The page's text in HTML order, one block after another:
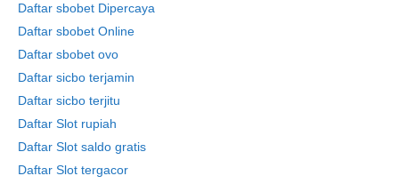
Daftar sbobet Dipercaya
Daftar sbobet Online
Daftar sbobet ovo
Daftar sicbo terjamin
Daftar sicbo terjitu
Daftar Slot rupiah
Daftar Slot saldo gratis
Daftar Slot tergacor